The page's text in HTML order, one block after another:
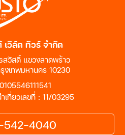
เวิล์ด ทัวร์ จำกัด
วัสดิ์ แขวงลาดพร้าว
งเทพมหานคร 10230
ที่ยวเลขที่ : 11/03295
542-4040